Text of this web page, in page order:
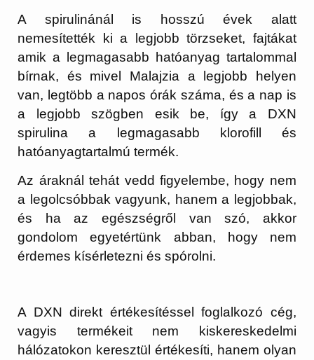
A spirulinánál is hosszú évek alatt
nemesítették ki a legjobb törzseket, fajtákat
amik a legmagasabb hatóanyag tartalommal
bírnak, és mivel Malajzia a legjobb helyen
van, legtöbb a napos órák száma, és a nap is
a legjobb szögben esik be, így a DXN
spirulina a legmagasabb klorofill és
hatóanyagtartalmú termék.
Az áraknál tehát vedd figyelembe, hogy nem
a legolcsóbbak vagyunk, hanem a legjobbak,
és ha az egészségről van szó, akkor
gondolom egyetértünk abban, hogy nem
érdemes kísérletezni és spórolni.
A DXN direkt értékesítéssel foglalkozó cég,
vagyis termékeit nem kiskereskedelmi
hálózatokon keresztül értékesíti, hanem olyan